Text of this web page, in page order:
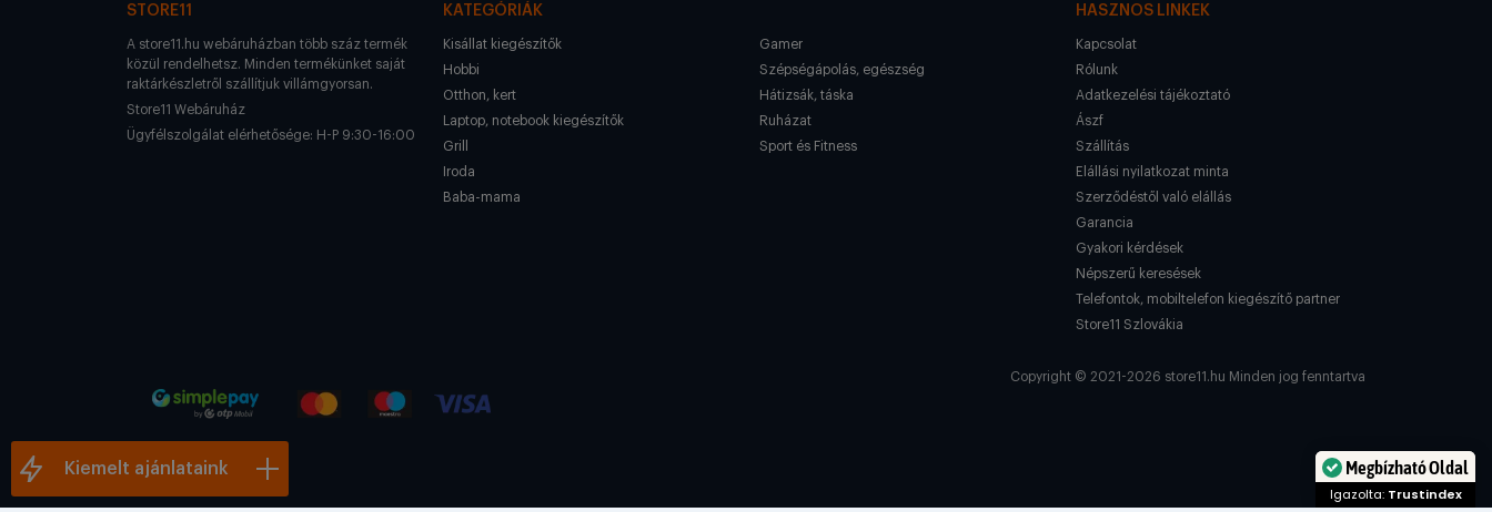
STORE11
A store11.hu webáruházban több száz termék
közül rendelhetsz. Minden termékünket saját
raktárkészletről szállítjuk villámgyorsan.
Store11 Webáruház
Ügyfélszolgálat elérhetősége: H-P 9:30-16:00
KATEGÓRIÁK
Kisállat kiegészítők
Hobbi
Otthon, kert
Laptop, notebook kiegészítők
Grill
Iroda
Baba-mama
Gamer
Szépségápolás, egészség
Hátizsák, táska
Ruházat
Sport és Fitness
HASZNOS LINKEK
Kapcsolat
Rólunk
Adatkezelési tájékoztató
Ászf
Szállítás
Elállási nyilatkozat minta
Szerződéstől való elállás
Garancia
Gyakori kérdések
Népszerű keresések
Telefontok, mobiltelefon kiegészítő partner
Store11 Szlovákia
Copyright © 2021-2026 store11.hu Minden jog fenntartva
Kiemelt ajánlataink Megbízható Oldal
Igazolta: Trustindex